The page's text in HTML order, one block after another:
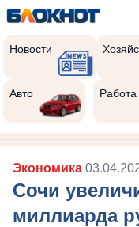
Новости
Авто Работа
Экономика
Сочи
миллиарда